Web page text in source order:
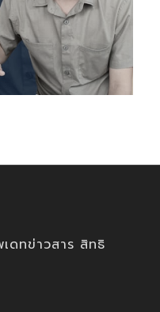
ดทข่าวสาร สิทธิ